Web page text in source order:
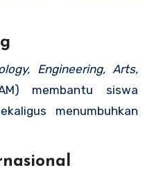
Engineering, Arts,
membantu siswa
menumbuhkan